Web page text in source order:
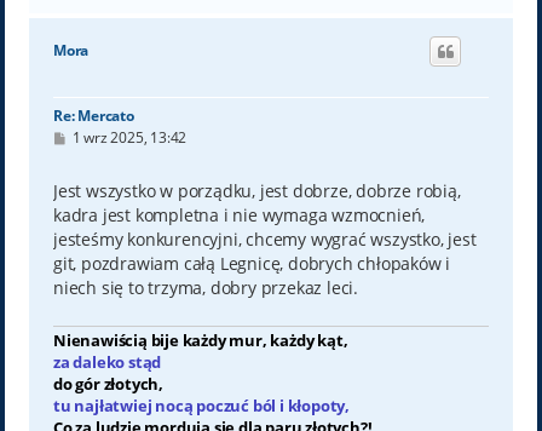
g
Mora
Re: Mercato
P
t
1 wrz 2025, 13:42
Jest wszystko w porządku, jest dobrze, dobrze robią,
kadra jest kompletna i nie wymaga wzmocnień,
jesteśmy konkurencyjni, chcemy wygrać wszystko, jest
git, pozdrawiam całą Legnicę, dobrych chłopaków i
niech się to trzyma, dobry przekaz leci.
Nienawiścią bije każdy mur, każdy kąt,
za daleko stąd
do gór złotych,
tu najłatwiej nocą poczuć ból i kłopoty,